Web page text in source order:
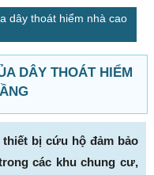
dây thoát hiểm nhà cao
DÂY THOÁT HIỂM
thiết bị cứu hộ đảm bảo
các khu chung cư,